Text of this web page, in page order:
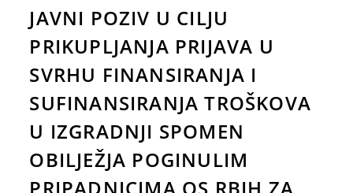
JAVNI POZIV U CILJU
PRIKUPLJANJA PRIJAVA U
SVRHU FINANSIRANJA I
SUFINANSIRANJA TROŠKOVA
U IZGRADNJI SPOMEN
OBILJEŽJA POGINULIM
JAVNE NABAVKE
KONTAKT